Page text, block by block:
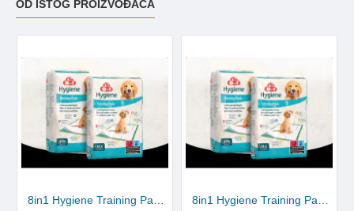
OD ISTOG PROIZVOĐAČA